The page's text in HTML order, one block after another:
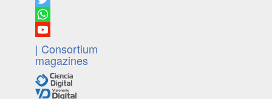
| Consortium
magazines